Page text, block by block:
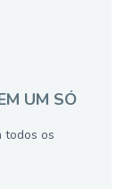
UM SÓ
todos os